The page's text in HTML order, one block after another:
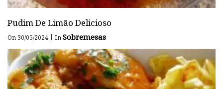
Pudim De Limão Delicioso
On 30/05/2024 | InSobremesas